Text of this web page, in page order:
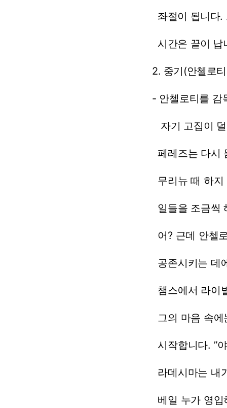
좌절이 됩니다.
시간은 끝이 납
2. 중기(안첼로티
- 안첼로티를 감
자기 고집이
페레즈는 다시
무리뉴 때 하지
일들을 조금씩
어? 근데 안첼
공존시키는 데
챔스에서 라이
그의 마음 속에
시작합니다. ”
라데시마는 내
베일 누가 영입